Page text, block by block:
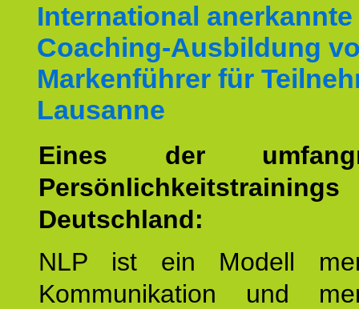
International anerkannte
Coaching-Ausbildung
Markenführer für
Lausanne
Eines der
Deutschland:
NLP ist ein Modell
Kommunikation und